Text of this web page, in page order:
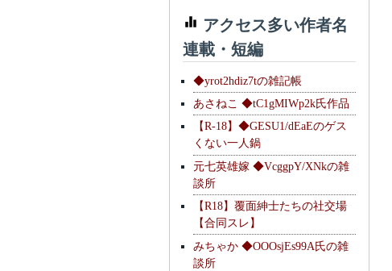
アクセス多い作者名
連載・短編
◆yrot2hdiz7tの雑記帳
あさねこ ◆tC1gMIWp2k氏作品
【R-18】◆GESU1/dEaEのゲス
くない一人鍋
元七英雄嫁 ◆VcggpY/XNkの雑
談所
【R18】覆面紳士たちの社交場
【合同スレ】
みちゃか ◆OOOsjEs99A氏の雑
談所